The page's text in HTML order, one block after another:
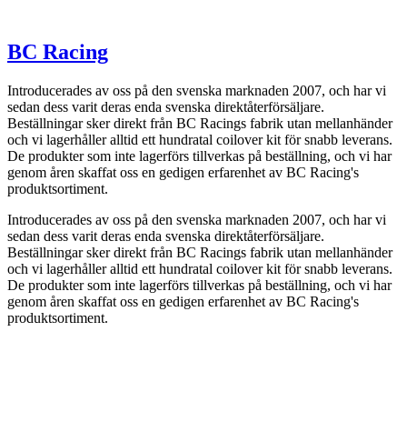
BC Racing
Introducerades av oss på den svenska marknaden 2007, och har vi
sedan dess varit deras enda svenska direktåterförsäljare.
Beställningar sker direkt från BC Racings fabrik utan mellanhänder
och vi lagerhåller alltid ett hundratal coilover kit för snabb leverans.
De produkter som inte lagerförs tillverkas på beställning, och vi har
genom åren skaffat oss en gedigen erfarenhet av BC Racing's
produktsortiment.
Introducerades av oss på den svenska marknaden 2007, och har vi
sedan dess varit deras enda svenska direktåterförsäljare.
Beställningar sker direkt från BC Racings fabrik utan mellanhänder
och vi lagerhåller alltid ett hundratal coilover kit för snabb leverans.
De produkter som inte lagerförs tillverkas på beställning, och vi har
genom åren skaffat oss en gedigen erfarenhet av BC Racing's
produktsortiment.